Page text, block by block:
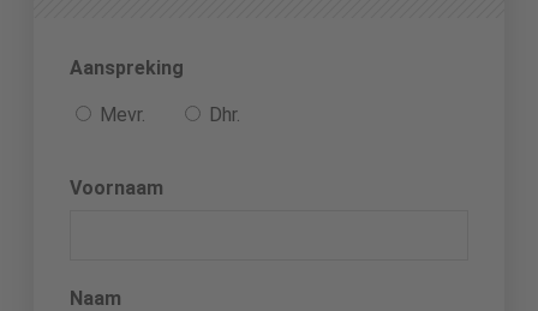
Aanspreking
Mevr. Dhr.
Voornaam
Naam